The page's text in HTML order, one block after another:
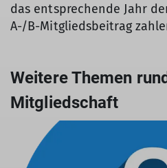
das entsprechende Jahr
A-/B-Mitgliedsbeitrag
Weitere Themen
Mitgliedschaft